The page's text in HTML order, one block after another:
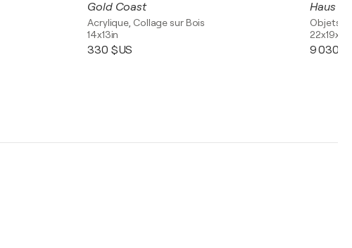
Gold Coast
Acrylique, Collage sur Bois
14x13in
330 $US
Haus
Objets,
9 030